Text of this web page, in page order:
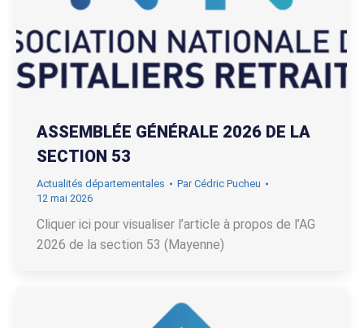
ASSEMBLÉE GÉNÉRALE 2026 DE LA
SECTION 53
Actualités départementales ParCédric Pucheu
12 mai 2026
Cliquer ici pour visualiser l’article à propos de l’AG
2026 de la section 53 (Mayenne)